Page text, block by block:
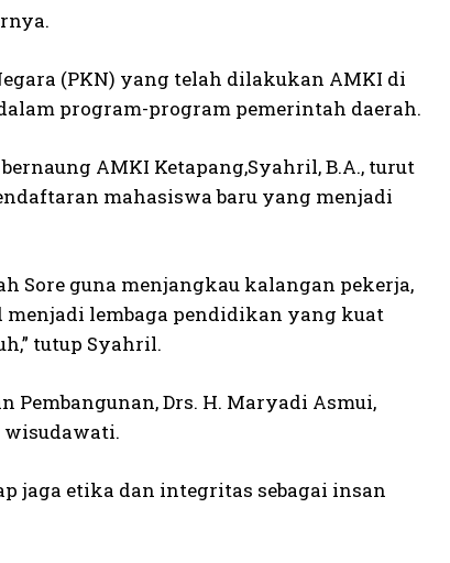
(PKN) yang telah dilakukan AMKI di
program-program pemerintah daerah.
AMKI Ketapang,Syahril, B.A., turut
mahasiswa baru yang menjadi
Sore guna menjangkau kalangan pekerja,
menjadi lembaga pendidikan yang kuat
tutup Syahril.
Pembangunan, Drs. H. Maryadi Asmui,
wisudawati.
jaga etika dan integritas sebagai insan